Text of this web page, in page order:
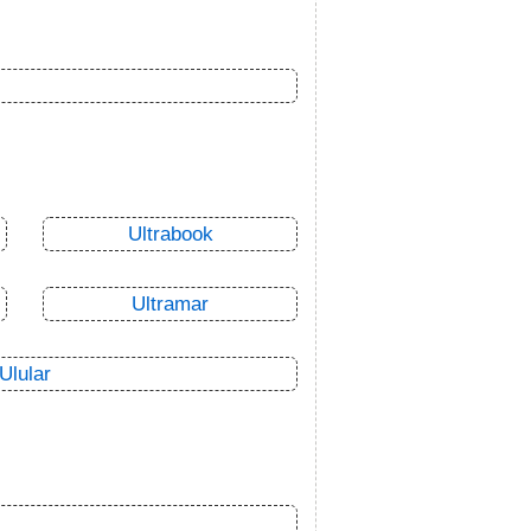
Ultrabook
Ultramar
Ulular